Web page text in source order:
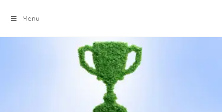
Menu